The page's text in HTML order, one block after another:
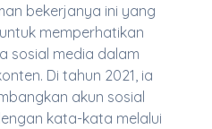
bekerjanya ini yang
memperhatikan
sosial media dalam
Di tahun 2021, ia
akun sosial
kata-kata melalui